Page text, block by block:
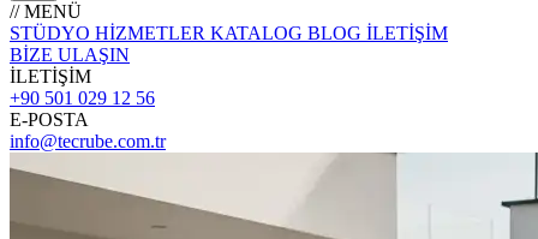
// MENÜ
STÜDYO HİZMETLER KATALOG BLOG İLETİŞİM
BİZE ULAŞIN
İLETİŞİM
+90 501 029 12 56
E-POSTA
info@tecrube.com.tr